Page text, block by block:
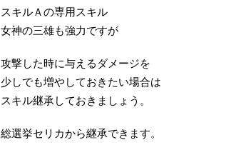
スキルＡの専用スキル
女神の三雄も強力ですが
攻撃した時に与えるダメージを
少しでも増やしておきたい場合は
スキル継承しておきましょう。
総選挙セリカから継承できます。